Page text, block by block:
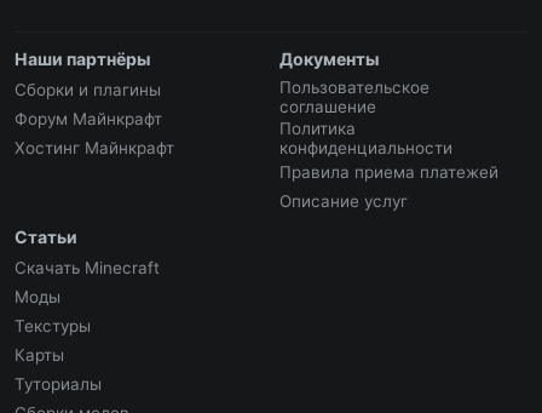
Наши партнёры
Сборки и плагины
Форум Майнкрафт
Хостинг Майнкрафт
Документы
Пользовательское
соглашение
Политика
конфиденциальности
Правила приема платежей
Описание услуг
Статьи
Скачать Minecraft
Моды
Текстуры
Карты
Туториалы